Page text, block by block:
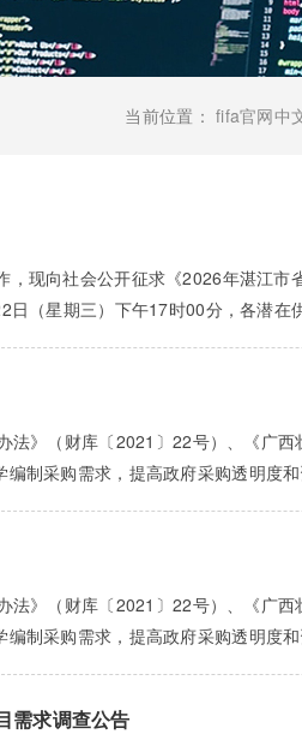
当前位置： fifa官网中
向社会公开征求《2026年湛江市
（星期三）下午17时00分，各潜
》（财库〔2021〕22号）、《广
制采购需求，提高政府采购透明度
》（财库〔2021〕22号）、《广
制采购需求，提高政府采购透明度
需求调查公告